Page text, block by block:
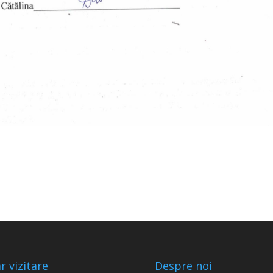
vizitare Despre noi